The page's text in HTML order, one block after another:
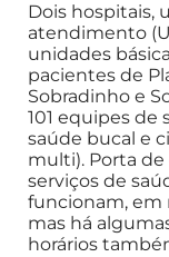
Dois hospitais,
atendimento
unidades
pacientes de
Sobradinho e
101 equipes de
saúde bucal e
multi). Porta
serviços de
funcionam, em
mas há
horários